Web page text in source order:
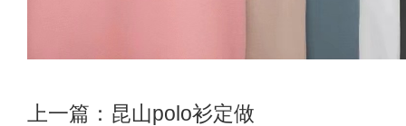
上一篇： 昆山polo衫定做